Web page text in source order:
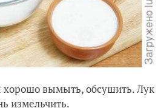
хорошо вымыть, обсушить. Лук
измельчить.